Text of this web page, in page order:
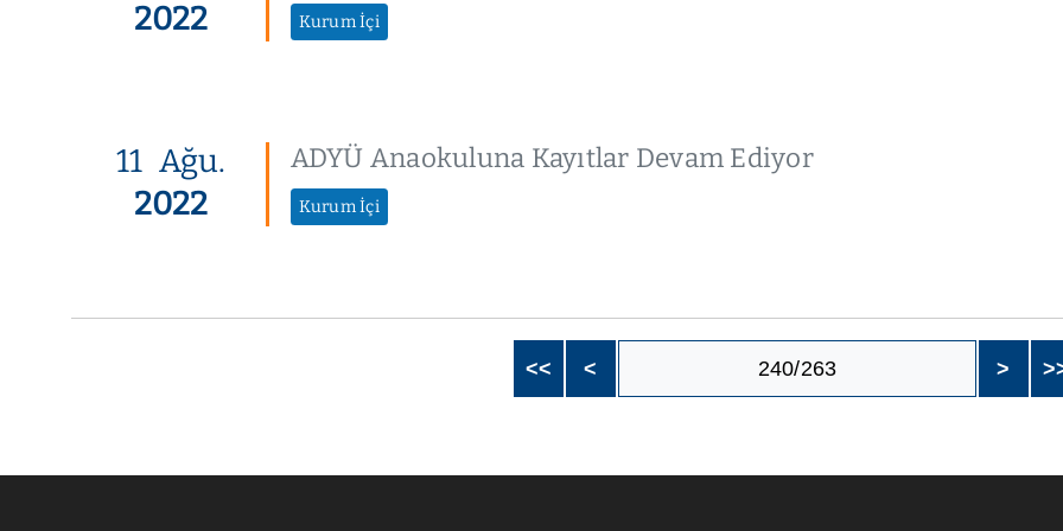
2022 Kurum İçi
11 Ağu.
2022
ADYÜ Anaokuluna Kayıtlar Devam Ediyor
Kurum İçi
<< < 240/263 >